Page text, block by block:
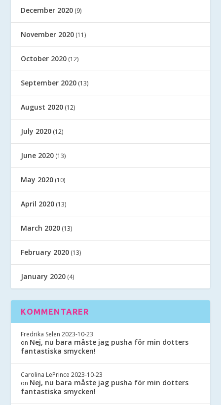
December 2020 (9)
November 2020 (11)
October 2020 (12)
September 2020 (13)
August 2020 (12)
July 2020 (12)
June 2020 (13)
May 2020 (10)
April 2020 (13)
March 2020 (13)
February 2020 (13)
January 2020 (4)
KOMMENTARER
Fredrika Selen 2023-10-23
on Nej, nu bara måste jag pusha för min dotters
fantastiska smycken!
Carolina LePrince 2023-10-23
on Nej, nu bara måste jag pusha för min dotters
fantastiska smycken!